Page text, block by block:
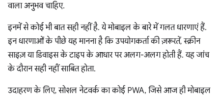
वाला अनुभव चाहिए.
इनमें से कोई भी बात सही नहीं है. ये मोबाइल के बारे में गलत धारणाएं हैं.
इन धारणाओं के पीछे यह मानना है कि उपयोगकर्ता की ज़रूरतें, स्क्रीन
साइज़ या डिवाइस के टाइप के आधार पर अलग-अलग होती हैं. यह जांच
के दौरान सही नहीं साबित होता.
उदाहरण के लिए, सोशल नेटवर्क का कोई PWA, जिसे आज ही मोबाइल